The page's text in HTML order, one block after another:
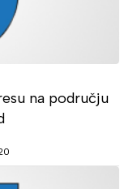
na području